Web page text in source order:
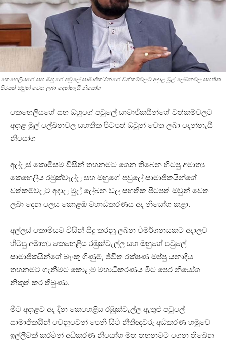
කෙහෙලියගේ සහ ඔහුගේ පවුලේ සාමාජිකයින්ගේ වත්කම්වලට අදාළ මුල් ලේඛනවල සහතික
පිටපත් ඔවුන් වෙත ලබා දෙන්නැයි නියෝග
කෙහෙලියගේ සහ ඔහුගේ පවුලේ සාමාජිකයින්ගේ වත්කම්වලට
අදාළ මුල් ලේඛනවල සහතික පිටපත් ඔවුන් වෙත ලබා දෙන්නැයි
නියෝග
අල්ලස් කොමිසම විසින් තහනමට ගෙන තිබෙන හිටපු අමාත්‍ය
කෙහෙලිය රඹුක්වැල්ල සහ ඔහුගේ පවුලේ සාමාජිකයින්ගේ
වත්කම්වලට අදාල මුල් ලේඛන වල සහතික පිටපත් ඔවුන් වෙත
ලබා දෙන ලෙස කොළඹ මහාධිකරණය අද නියෝග කළා.
අල්ලස් කොමිසම විසින් සිදු කරනු ලබන විමර්ශනයකට අදාලව
හිටපු අමාත්‍ය කෙහෙළිය රඹුක්වැල්ල සහ ඔහුගේ පවුලේ
සාමාජිකයින්ගේ බැංකු ගිණුම්, ජීවිත රක්ෂණ ඔප්පු යනාදිය
තහනමට ගැනීමට කොළඹ මහාධිකරණය මීට පෙර නියෝග
නිකුත් කර තිබුණා.
මීට අදාළව අද දින කෙහෙළිය රඹුක්වැල්ල ඇතුළු පවුලේ
සාමාජිකයින් වෙනුවෙන් පෙනී සිටි නීතිඥවරු අධිකරණ හමුවේ
ඉල්ලීමක් කරමින් අධිකරණ නියෝග මත තහනමට ගෙන තිබෙන